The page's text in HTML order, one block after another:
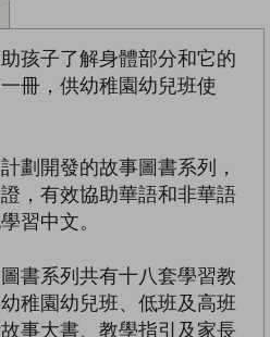
孩子了解身體部分和它的
冊，供幼稚園幼兒班使
劃開發的故事圖書系列，
，有效協助華語和非華語
習中文。
書系列共有十八套學習教
稚園幼兒班、低班及高班
事大書、教學指引及家長